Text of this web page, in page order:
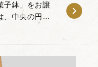
子鉢」をお譲
、中央の円窓
・竹・梅の